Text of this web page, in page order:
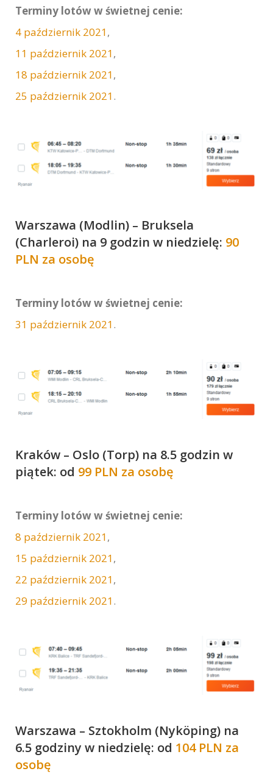
Terminy lotów w świetnej cenie:
4 październik 2021,
11 październik 2021,
18 październik 2021,
25 październik 2021.
Warszawa (Modlin) – Bruksela
(Charleroi) na 9 godzin w niedzielę: 90
PLN za osobę
Terminy lotów w świetnej cenie:
31 październik 2021.
Kraków – Oslo (Torp) na 8.5 godzin w
piątek: od 99 PLN za osobę
Terminy lotów w świetnej cenie:
8 październik 2021,
15 październik 2021,
22 październik 2021,
29 październik 2021.
Warszawa – Sztokholm (Nyköping) na
6.5 godziny w niedzielę: od 104 PLN za
osobę